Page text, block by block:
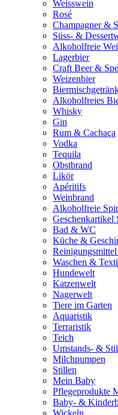
Weisswein
Rosé
Champagner &
Süss- &
Alkoholfreie
Lagerbier
Craft Beer &
Weizenbier
Alkoholfreies
Whisky
Gin
Rum & Cachaça
Vodka
Tequila
Obstbrand
Likör
Apéritifs
Weinbrand
Alkoholfreie
Geschenkartikel
Bad & WC
Küche &
Waschen &
Hundewelt
Katzenwelt
Nagerwelt
Tiere im Garten
Aquaristik
Terraristik
Teich
Umstands- &
Milchpumpen
Stillen
Mein Baby
Pflegeprodukte
Baby- &
Wickeln